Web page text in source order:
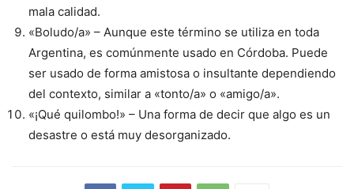
mala calidad.
«Boludo/a» – Aunque este término se utiliza en toda
Argentina, es comúnmente usado en Córdoba. Puede
ser usado de forma amistosa o insultante dependiendo
del contexto, similar a «tonto/a» o «amigo/a».
«¡Qué quilombo!» – Una forma de decir que algo es un
desastre o está muy desorganizado.